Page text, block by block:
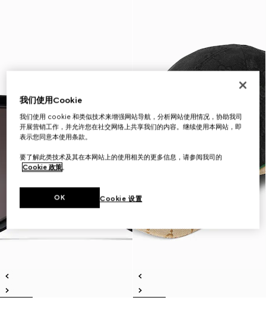
我们使用Cookie
我们使用 cookie 和类似技术来增强网站导航，分析网站使用情况，协助我司
开展营销工作，并允许您在社交网络上共享我们的内容。继续使用本网站，即
表示您同意本使用条款。
要了解此类技术及其在本网站上的使用相关的更多信息，请参阅我司的
Cookie 政策。
Cookie 设置
OK